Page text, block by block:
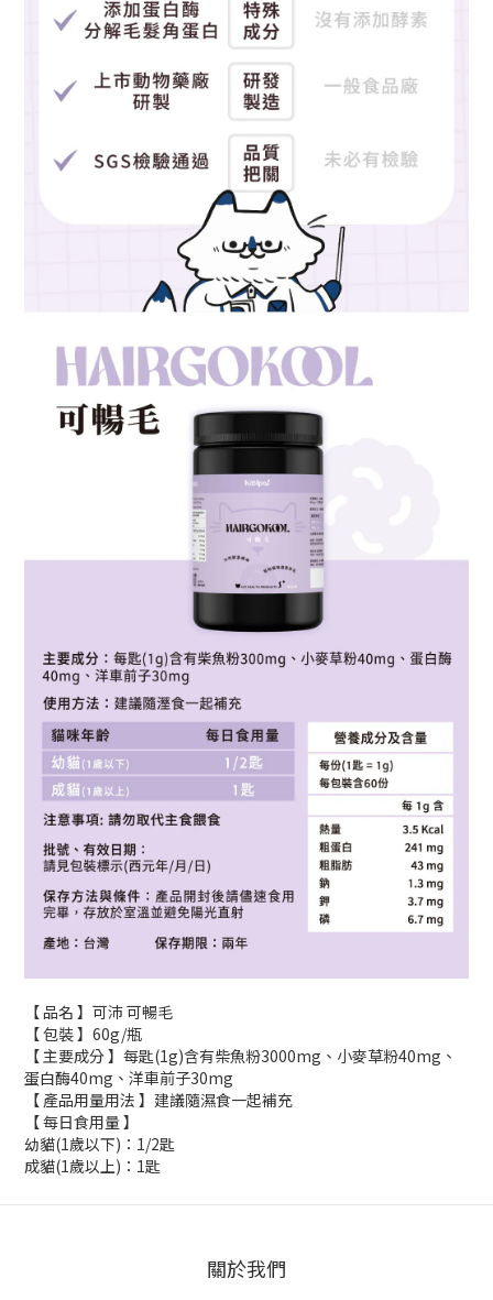
【 品名 】可沛 可暢毛
【 包裝 】60g/瓶
【 主要成分 】每匙(1g)含有柴魚粉3000mg、小麥草粉40mg、
蛋白酶40mg、洋車前子30mg
【 產品用量用法 】建議隨濕食一起補充
【 每日食用量 】
幼貓(1歲以下)：1/2匙
成貓(1歲以上)：1匙
關於我們